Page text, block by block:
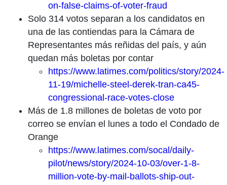
on-false-claims-of-voter-fraud
Solo 314 votos separan a los candidatos en
una de las contiendas para la Cámara de
Representantes más reñidas del país, y aún
quedan más boletas por contar
https://www.latimes.com/politics/story/2024-
11-19/michelle-steel-derek-tran-ca45-
congressional-race-votes-close
Más de 1.8 millones de boletas de voto por
correo se envían el lunes a todo el Condado de
Orange
https://www.latimes.com/socal/daily-
pilot/news/story/2024-10-03/over-1-8-
million-vote-by-mail-ballots-ship-out-